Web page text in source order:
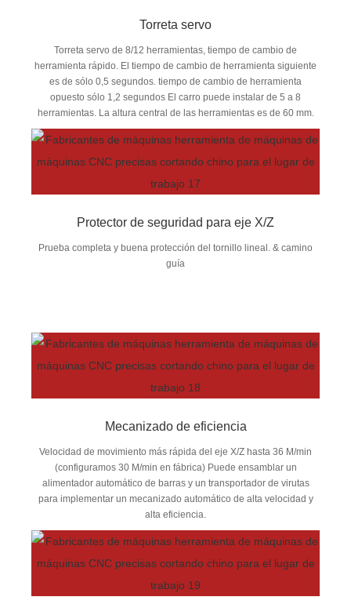
Torreta servo
Torreta servo de 8/12 herramientas, tiempo de cambio de
herramienta rápido. El tiempo de cambio de herramienta siguiente
es de sólo 0,5 segundos. tiempo de cambio de herramienta
opuesto sólo 1,2 segundos El carro puede instalar de 5 a 8
herramientas. La altura central de las herramientas es de 60 mm.
Protector de seguridad para eje X/Z
Prueba completa y buena protección del tornillo lineal. & camino
guía
Mecanizado de eficiencia
Velocidad de movimiento más rápida del eje X/Z hasta 36 M/min
(configuramos 30 M/min en fábrica) Puede ensamblar un
alimentador automático de barras y un transportador de virutas
para implementar un mecanizado automático de alta velocidad y
alta eficiencia.